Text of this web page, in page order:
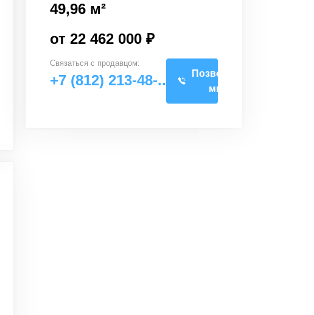
49,96 м²
от 22 462 000 ₽
Связаться с продавцом:
+7 (812) 213-48-..
Позвоните
мне